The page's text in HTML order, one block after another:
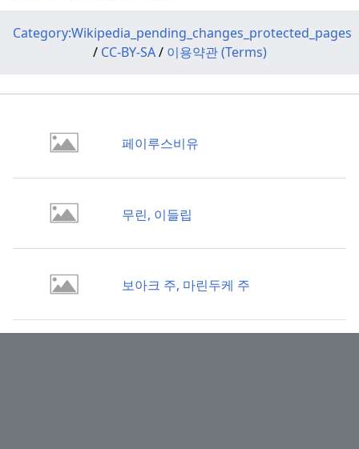
Category:Wikipedia_pending_changes_protected_pages
/ CC-BY-SA/ 이용약관 (Terms)
페이루스비유
무린, 이들립
보아크 주, 마린두케 주